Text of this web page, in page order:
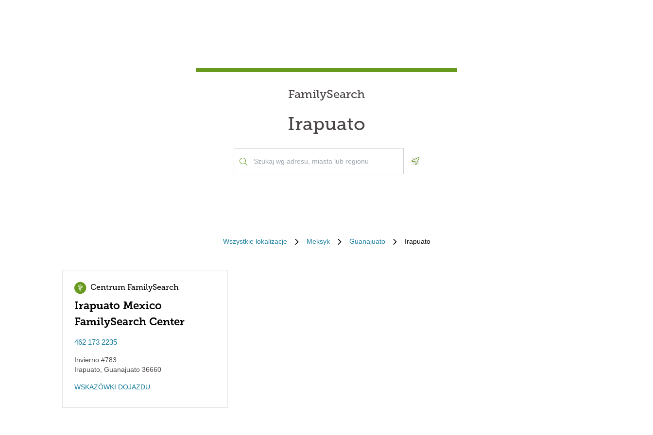
FamilySearch
Irapuato
Wszystkie lokalizacje Meksyk Guanajuato Irapuato
Centrum FamilySearch
Irapuato Mexico
FamilySearch Center
462 173 2235
Invierno #783
Irapuato Guanajuato 36660
WSKAZÓWKI DOJAZDU